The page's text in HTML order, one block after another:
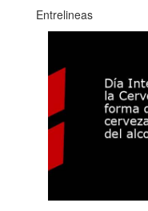
Entrelineas